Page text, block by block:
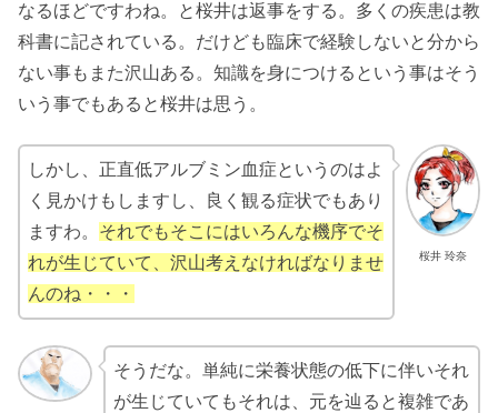
なるほどですわね。と桜井は返事をする。多くの疾患は教
科書に記されている。だけども臨床で経験しないと分から
ない事もまた沢山ある。知識を身につけるという事はそう
いう事でもあると桜井は思う。
桜井 玲奈
しかし、正直低アルブミン血症というのはよ
く見かけもしますし、良く観る症状でもあり
ますわ。 それでもそこにはいろんな機序でそ
れが生じていて、沢山考えなければなりませ
んのね・・・
そうだな。単純に栄養状態の低下に伴いそれ
が生じていてもそれは、元を辿ると複雑であ